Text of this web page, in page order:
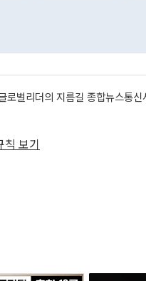
로벌리더의 지름길 종합뉴스통
칙 보기